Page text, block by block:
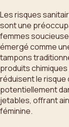
Les risques
sont une
femmes
émergé comme
tampons
produits
réduisent le risque
potentiellement
jetables, offrant
féminine.